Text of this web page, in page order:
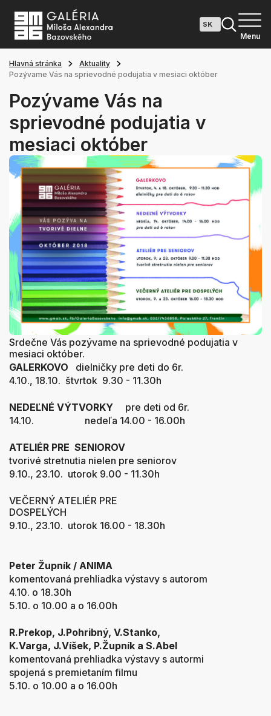
Menu
Hlavná stránka
Aktuality
Pozývame Vás na sprievodné podujatia v mesiaci október
Pozývame Vás na
sprievodné podujatia v
mesiaci október
Srdečne Vás pozývame na sprievodné podujatia v
mesiaci október.
GALERKOVO
dielničky pre deti do 6r.
4.10., 18.10. štvrtok 9.30 - 11.30h
NEDEĽNÉ VÝTVORKY pre deti od 6r.
14.10. nedeľa 14.00 - 16.00h
ATELIÉR PRE SENIOROV
tvorivé stretnutia nielen pre seniorov
9.10., 23.10. utorok 9.00 - 11.30h
VEČERNÝ ATELIÉR PRE
DOSPELÝCH
9.10., 23.10. utorok 16.00 - 18.30h
Peter Župník / ANIMA
komentovaná prehliadka výstavy s autorom
4.10. o 18.30h
5.10. o 10.00 a o 16.00h
R.Prekop, J.Pohribný, V.Stanko,
K.Varga, J.Víšek, P.Župník a S.Abel
komentovaná prehliadka výstavy s autormi
spojená s premietaním filmu
5.10. o 10.00 a o 16.00h